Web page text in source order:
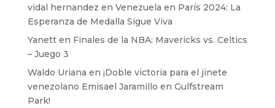
vidal hernandez en Venezuela en París 2024: La
Esperanza de Medalla Sigue Viva
Yanetten Finales de la NBA: Mavericks vs. Celtics
– Juego 3
Waldo Uriana en ¡Doble victoria para el jinete
venezolano Emisael Jaramillo en Gulfstream
Park!